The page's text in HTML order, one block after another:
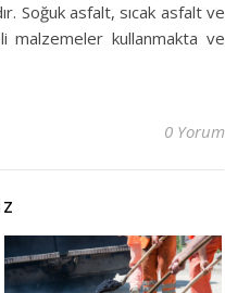
Soğuk asfalt, sıcak asfalt ve
malzemeler kullanmakta ve
0 Yorum